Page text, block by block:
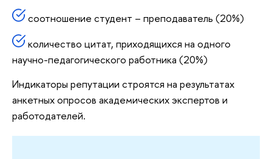
соотношение студент – преподаватель (20%)
количество цитат, приходящихся на одного
научно-педагогического работника (20%)
Индикаторы репутации строятся на результатах
анкетных опросов академических экспертов и
работодателей.